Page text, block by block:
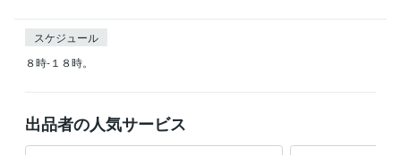
スケジュール
８時-１８時。
出品者の人気サービス